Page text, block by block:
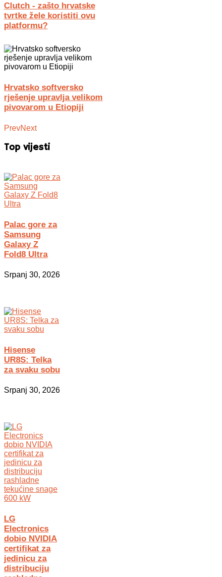
Clutch - zašto hrvatske
tvrtke žele koristiti ovu
platformu?
Hrvatsko softversko
rješenje upravlja velikom
pivovarom u Etiopiji
PrevNext
Top vijesti
Palac gore za
Samsung
Galaxy Z
Fold8 Ultra
Srpanj 30, 2026
Hisense
UR8S: Telka
za svaku sobu
Srpanj 30, 2026
LG
Electronics
dobio NVIDIA
certifikat za
jedinicu za
distribuciju